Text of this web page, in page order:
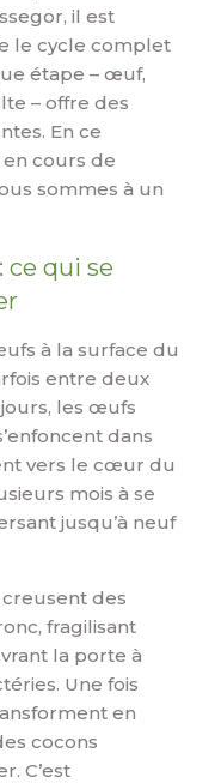
il est
le cycle complet
étape – œuf,
– offre des
En ce
cours de
sommes à un
ce qui se
à la surface du
entre deux
jours, les œufs
dans
vers le cœur du
mois à se
jusqu’à neuf
des
fragilisant
la porte à
Une fois
en
cocons
C’est